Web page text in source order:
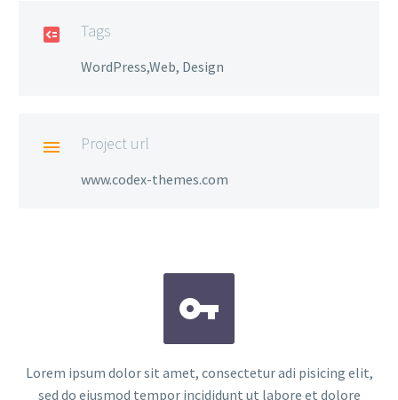
 Tags
WordPress,Web, Design
 Project url
www.codex-themes.com


Lorem ipsum dolor sit amet, consectetur adi pisicing elit,
sed do eiusmod tempor incididunt ut labore et dolore